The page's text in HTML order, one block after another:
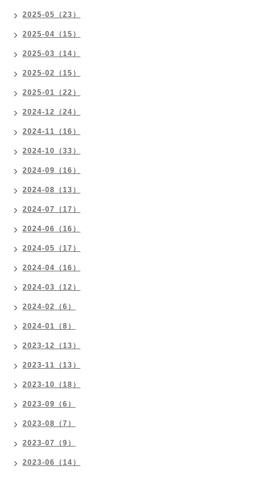
2025-05（23）
2025-04（15）
2025-03（14）
2025-02（15）
2025-01（22）
2024-12（24）
2024-11（16）
2024-10（33）
2024-09（16）
2024-08（13）
2024-07（17）
2024-06（16）
2024-05（17）
2024-04（16）
2024-03（12）
2024-02（6）
2024-01（8）
2023-12（13）
2023-11（13）
2023-10（18）
2023-09（6）
2023-08（7）
2023-07（9）
2023-06（14）